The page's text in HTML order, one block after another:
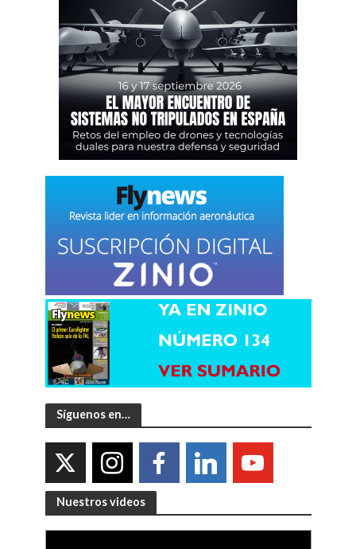
Síguenos en…
Nuestros videos